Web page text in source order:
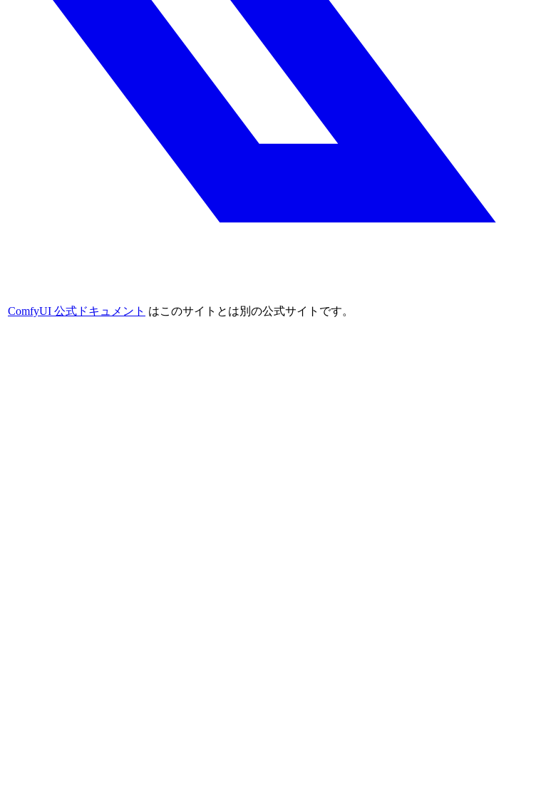
ComfyUI 公式ドキュメント はこのサイトとは別の公式サイトです。